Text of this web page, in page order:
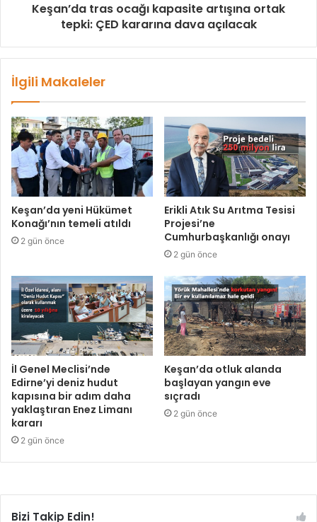
Keşan’da tras ocağı kapasite artışına ortak
tepki: ÇED kararına dava açılacak
İlgili Makaleler
Keşan’da yeni Hükümet
Konağı’nın temeli atıldı
2 gün önce
Erikli Atık Su Arıtma Tesisi
Projesi’ne
Cumhurbaşkanlığı onayı
2 gün önce
İl Genel Meclisi’nde
Edirne’yi deniz hudut
kapısına bir adım daha
yaklaştıran Enez Limanı
kararı
2 gün önce
Keşan’da otluk alanda
başlayan yangın eve
sıçradı
2 gün önce
Bizi Takip Edin!